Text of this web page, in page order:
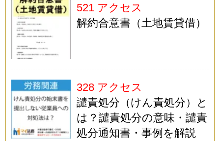
521 アクセス
解約合意書（土地賃貸借）
328 アクセス
譴責処分（けん責処分）と
は？譴責処分の意味・譴責
処分通知書・事例を解説